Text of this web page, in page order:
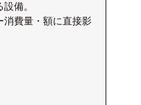
備。
費量・額に直接影